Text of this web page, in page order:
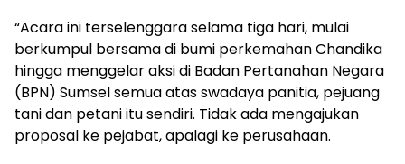
“Acara ini terselenggara selama tiga hari, mulai
berkumpul bersama di bumi perkemahan Chandika
hingga menggelar aksi di Badan Pertanahan Negara
(BPN) Sumsel semua atas swadaya panitia, pejuang
tani dan petani itu sendiri. Tidak ada mengajukan
proposal ke pejabat, apalagi ke perusahaan.